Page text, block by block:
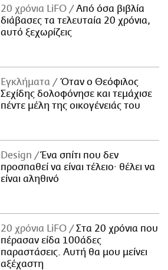
20 χρόνια LiFO
Από όσα βιβλία
διάβασες τα τελευταία 20 χρόνια,
αυτό ξεχωρίζεις
Εγκλήματα
Όταν ο Θεόφιλος
Σεχίδης δολοφόνησε και τεμάχισε
πέντε μέλη της οικογένειάς του
Design
Ένα σπίτι που δεν
προσπαθεί να είναι τέλειο· θέλει να
είναι αληθινό
20 χρόνια LiFO
Στα 20 χρόνια που
πέρασαν είδα 100άδες
παραστάσεις. Αυτή θα μου μείνει
αξέχαστη